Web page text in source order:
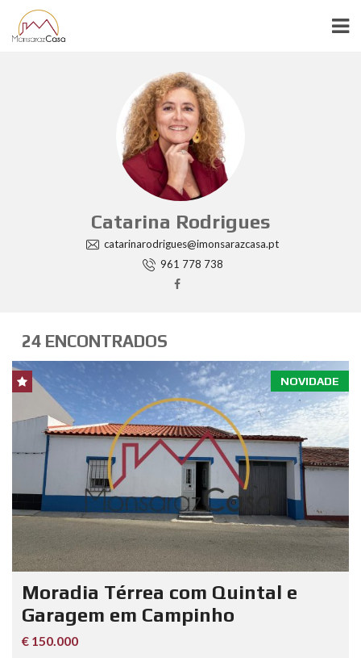
Catarina Rodrigues
catarinarodrigues@imonsarazcasa.pt
961 778 738
24 ENCONTRADOS
NOVIDADE
Moradia Térrea com Quintal e
Garagem em Campinho
€ 150.000